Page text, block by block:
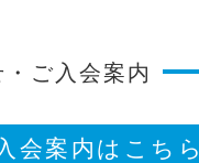
ご入会案内
会案内はこちら